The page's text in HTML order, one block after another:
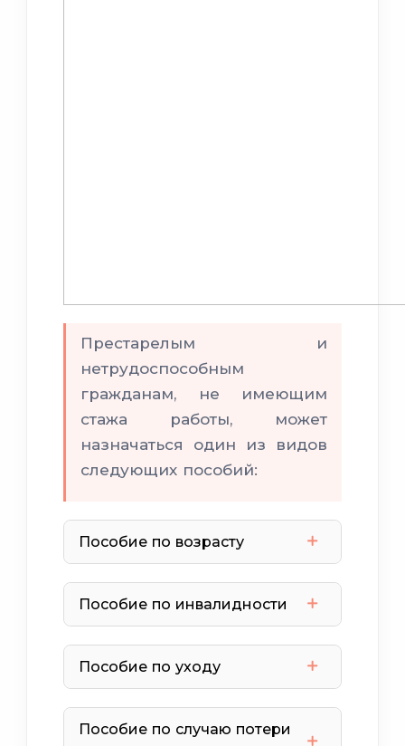
Престарелым и
нетрудоспособным
гражданам, не имеющим
стажа работы, может
назначаться один из видов
следующих пособий:
Пособие по возрасту
Пособие по инвалидности
Пособие по уходу
Пособие по случаю потери